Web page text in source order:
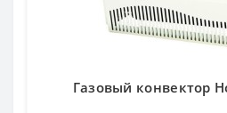
Газовый конвектор